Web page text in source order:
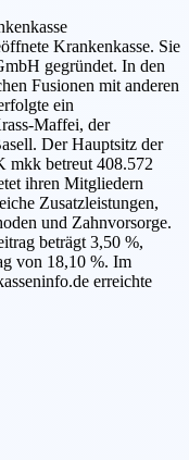
Krankenkasse. Sie
gegründet. In den
Fusionen mit anderen
ein
Maffei, der
Der Hauptsitz der
betreut 408.572
ihren Mitgliedern
Zusatzleistungen,
und Zahnvorsorge.
beträgt 3,50 %,
von 18,10 %. Im
erreichte